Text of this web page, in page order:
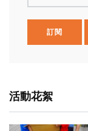
訂閱
活動花絮